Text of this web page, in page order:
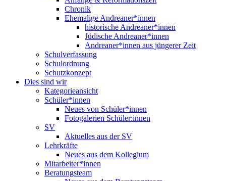
Chronik
Ehemalige Andreaner*innen
historische Andreaner*innen
Jüdische Andreaner*innen
Andreaner*innen aus jüngerer Zeit
Schulverfassung
Schulordnung
Schutzkonzept
Dies sind wir
Kategorieansicht
Schüler*innen
Neues von Schüler*innen
Fotogalerien Schüler:innen
SV
Aktuelles aus der SV
Lehrkräfte
Neues aus dem Kollegium
Mitarbeiter*innen
Beratungsteam